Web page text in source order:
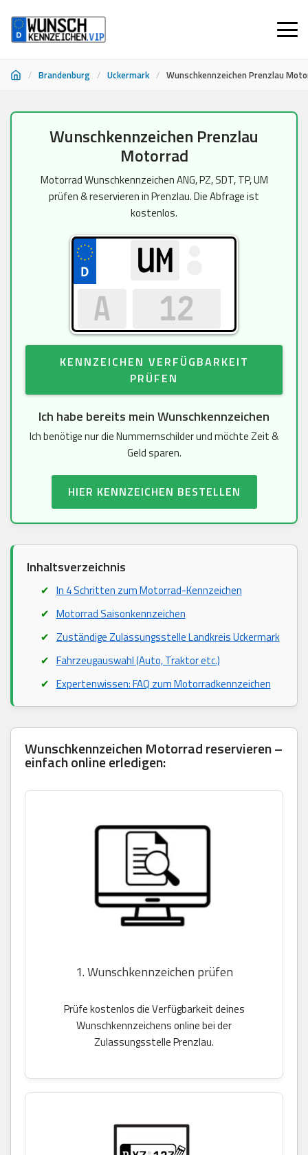
/ Brandenburg / Uckermark / Wunschkennzeichen Prenzlau
Wunschkennzeichen Prenzlau
Motorrad
Motorrad Wunschkennzeichen ANG, PZ, SDT, TP, UM
prüfen & reservieren in Prenzlau. Die Abfrage ist
kostenlos.
KENNZEICHEN VERFÜGBARKEIT
PRÜFEN
Ich habe bereits mein Wunschkennzeichen
Ich benötige nur die Nummernschilder und möchte Zeit &
Geld sparen.
HIER KENNZEICHEN BESTELLEN
Inhaltsverzeichnis
In 4 Schritten zum Motorrad-Kennzeichen
Motorrad Saisonkennzeichen
Zuständige Zulassungsstelle Landkreis Uckermark
Fahrzeugauswahl (Auto, Traktor etc.)
Expertenwissen: FAQ zum Motorradkennzeichen
Wunschkennzeichen Motorrad reservieren –
einfach online erledigen:
1. Wunschkennzeichen prüfen
Prüfe kostenlos die Verfügbarkeit deines
Wunschkennzeichens online bei der
Zulassungsstelle Prenzlau.